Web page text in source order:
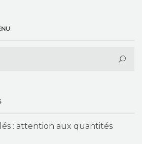
: attention aux quantités